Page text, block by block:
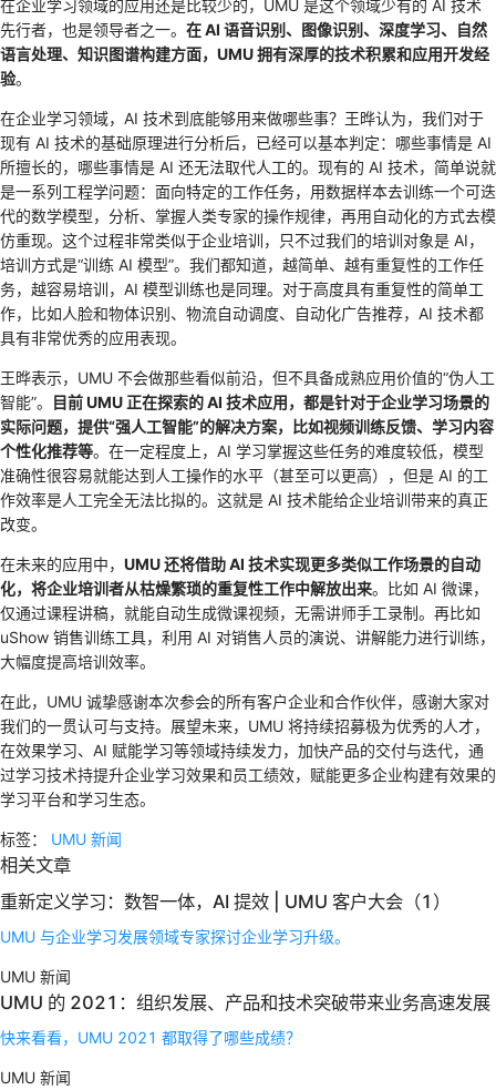
在企业学习领域的应用还是比较少的，UMU 是这个领域少有的 AI 技术
先行者，也是领导者之一。 在 AI 语音识别、图像识别、深度学习、自然
语言处理、知识图谱构建方面，UMU 拥有深厚的技术积累和应用开发经
验。
在企业学习领域，AI 技术到底能够用来做哪些事？王晔认为，我们对于
现有 AI 技术的基础原理进行分析后，已经可以基本判定：哪些事情是 AI
所擅长的，哪些事情是 AI 还无法取代人工的。现有的 AI 技术，简单说就
是一系列工程学问题：面向特定的工作任务，用数据样本去训练一个可迭
代的数学模型，分析、掌握人类专家的操作规律，再用自动化的方式去模
仿重现。这个过程非常类似于企业培训，只不过我们的培训对象是 AI，
培训方式是“训练 AI 模型”。我们都知道，越简单、越有重复性的工作任
务，越容易培训，AI 模型训练也是同理。对于高度具有重复性的简单工
作，比如人脸和物体识别、物流自动调度、自动化广告推荐，AI 技术都
具有非常优秀的应用表现。
王晔表示，UMU 不会做那些看似前沿，但不具备成熟应用价值的“伪人工
智能”。
目前 UMU 正在探索的 AI 技术应用，都是针对于企业学习场景的
实际问题，提供“强人工智能”的解决方案，比如视频训练反馈、学习内容
个性化推荐等。在一定程度上，AI 学习掌握这些任务的难度较低，模型
准确性很容易就能达到人工操作的水平（甚至可以更高），但是 AI 的工
作效率是人工完全无法比拟的。这就是 AI 技术能给企业培训带来的真正
改变。
在未来的应用中， UMU 还将借助 AI 技术实现更多类似工作场景的自动
化，将企业培训者从枯燥繁琐的重复性工作中解放出来。比如 AI 微课，
仅通过课程讲稿，就能自动生成微课视频，无需讲师手工录制。再比如
uShow 销售训练工具，利用 AI 对销售人员的演说、讲解能力进行训练，
大幅度提高培训效率。
在此，UMU 诚挚感谢本次参会的所有客户企业和合作伙伴，感谢大家对
我们的一贯认可与支持。展望未来，UMU 将持续招募极为优秀的人才，
在效果学习、AI 赋能学习等领域持续发力，加快产品的交付与迭代，通
过学习技术持提升企业学习效果和员工绩效，赋能更多企业构建有效果的
学习平台和学习生态。
标签： UMU 新闻
相关文章
重新定义学习：数智一体，AI 提效 | UMU 客户大会（1）
UMU 与企业学习发展领域专家探讨企业学习升级。
UMU 新闻
UMU 的 2021：组织发展、产品和技术突破带来业务高速发展
快来看看，UMU 2021 都取得了哪些成绩？
UMU 新闻